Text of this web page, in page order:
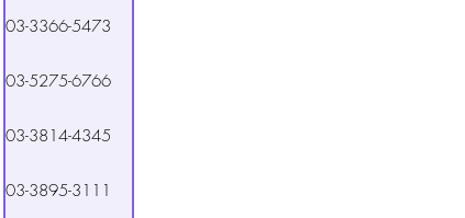
03-3366-5473
03-5275-6766
03-3814-4345
03-3895-3111